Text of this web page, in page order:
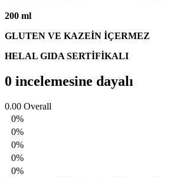
200 ml
GLUTEN VE KAZEİN İÇERMEZ
HELAL GIDA SERTİFİKALI
0 incelemesine dayalı
0.00 Overall
0%
0%
0%
0%
0%